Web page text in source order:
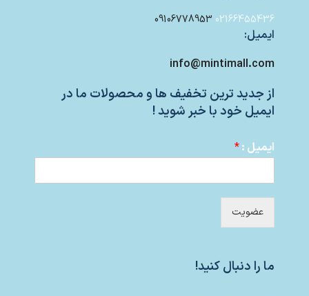
02166455436
09106778953
ایمیل:
info@mintimall.com
از جدید ترین تخفیف ها و محصولات ما در
ایمیل خود با خبر شوید !
ایمیل :*
عضویت
ما را دنبال کنید!